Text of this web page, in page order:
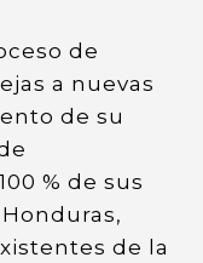
de
a nuevas
de su
% de sus
de la